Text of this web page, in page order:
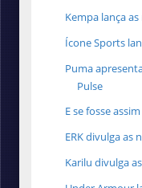
Kempa lança
Ícone Sports
Puma
Pulse
E se fosse
ERK divulga as
Karilu divulga